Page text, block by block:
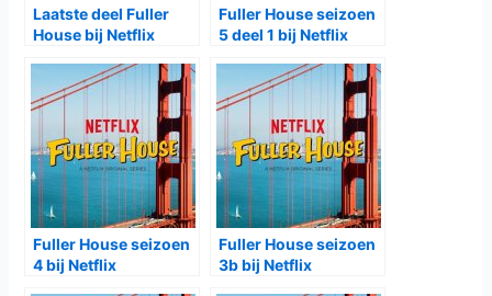
Laatste deel Fuller
House bij Netflix
Fuller House seizoen
5 deel 1 bij Netflix
Fuller House seizoen
4 bij Netflix
Fuller House seizoen
3b bij Netflix